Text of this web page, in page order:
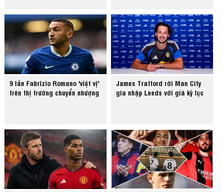
9 lần Fabrizio Romano 'việt vị'
trên thị trường chuyển nhượng
James Trafford rời Man City
gia nhập Leeds với giá kỷ lục